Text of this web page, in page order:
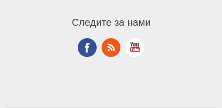
Следите за нами